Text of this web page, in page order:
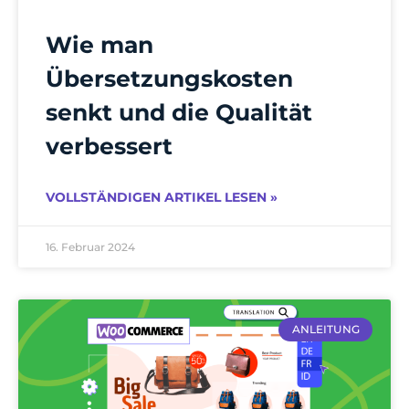
Wie man
Übersetzungskosten
senkt und die Qualität
verbessert
VOLLSTÄNDIGEN ARTIKEL LESEN »
16. Februar 2024
ANLEITUNG